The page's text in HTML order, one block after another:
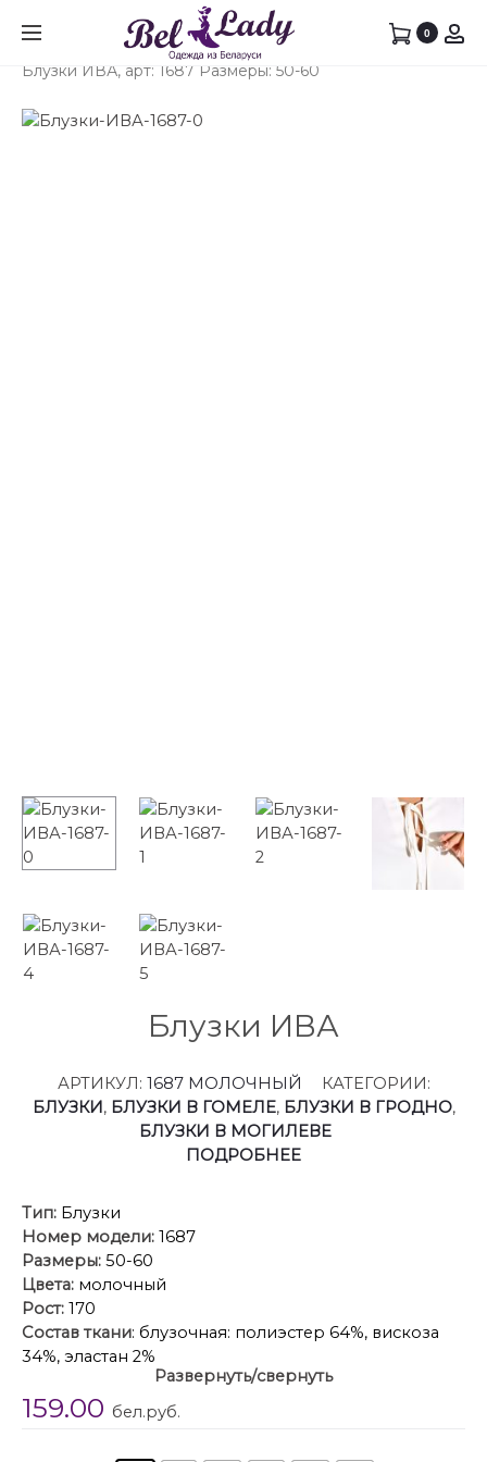
0
Главная Блузки
Блузки в Гродно
Блузки ИВА, арт: 1687 Размеры: 50-60
Блузки ИВА
АРТИКУЛ: 1687 МОЛОЧНЫЙ
КАТЕГОРИИ:
БЛУЗКИ, БЛУЗКИ В ГОМЕЛЕ, БЛУЗКИ В ГРОДНО,
БЛУЗКИ В МОГИЛЕВЕ
ПОДРОБНЕЕ
Тип: Блузки
Номер модели: 1687
Размеры: 50-60
Цвета: молочный
Рост: 170
Состав ткани: блузочная: полиэстер 64%, вискоза
34%, эластан 2%
: Женская базовая блуза
полуприлегающего силуэта с воротником стойкой
Развернуть/свернуть
159.00 бел.руб.